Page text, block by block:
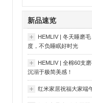
新品速览
HEMLIV | 冬天睡磨
度，不负睡眠好时光
HEMLIV | 全棉60支
沉溺于极简美感！
红米家居祝福大家端